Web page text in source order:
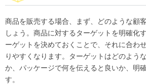
商品を販売する場合、まず、どのような顧
しょう。商品に対するターゲットを明確化
ーゲットを決めておくことで、それに合わ
りやすくなります。ターゲットはどのよう
か、パッケージで何を伝えると良いか、明
す。